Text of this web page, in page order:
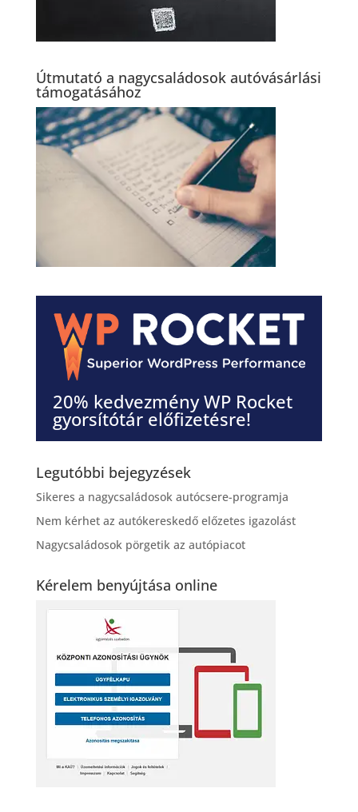
Útmutató a nagycsaládosok autóvásárlási
támogatásához
20% kedvezmény WP Rocket
gyorsítótár előfizetésre!
Legutóbbi bejegyzések
Sikeres a nagycsaládosok autócsere-programja
Nem kérhet az autókereskedő előzetes igazolást
Nagycsaládosok pörgetik az autópiacot
Kérelem benyújtása online